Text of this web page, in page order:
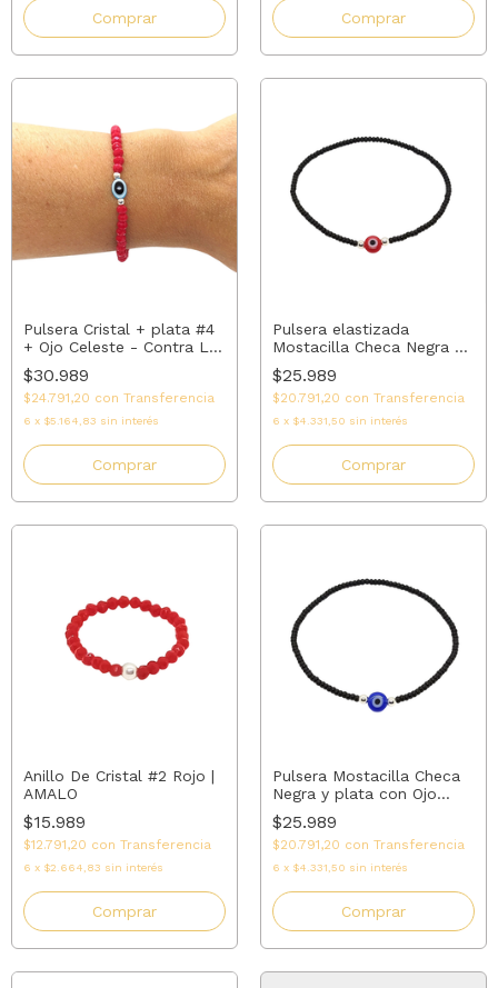
Comprar Comprar
Pulsera Cristal + plata #4
+ Ojo Celeste - Contra La
Envidia | AMALO
$30.989
$24.791,20 con Transferencia
6 x $5.164,83 sin interés
Comprar
Pulsera elastizada
Mostacilla Checa Negra y
plata con Ojo Turco Rojo
$25.989
$20.791,20 con Transferencia
6 x $4.331,50 sin interés
Comprar
Anillo De Cristal #2 Rojo |
AMALO
$15.989
$12.791,20 con Transferencia
6 x $2.664,83 sin interés
Comprar
Pulsera Mostacilla Checa
Negra y plata con Ojo
Turco Azul - Amuleto
$25.989
$20.791,20 con Transferencia
6 x $4.331,50 sin interés
Comprar